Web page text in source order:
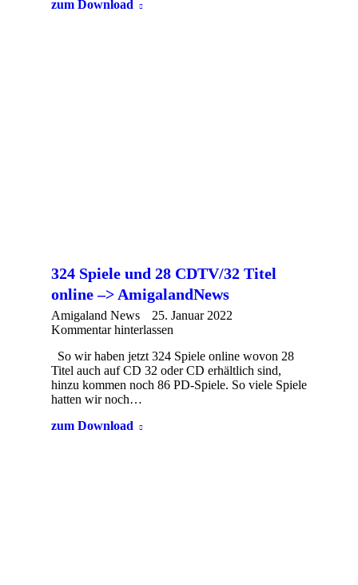
zum Download
324 Spiele und 28 CDTV/32 Titel
online –> AmigalandNews
Amigaland News
25. Januar 2022
Kommentar hinterlassen
So wir haben jetzt 324 Spiele online wovon 28
Titel auch auf CD 32 oder CD erhältlich sind,
hinzu kommen noch 86 PD-Spiele. So viele Spiele
hatten wir noch…
zum Download